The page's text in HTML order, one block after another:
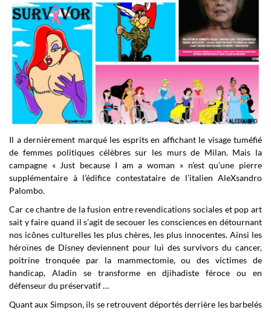
Il a dernièrement marqué les esprits en affichant le visage tuméfié
de femmes politiques célèbres sur les murs de Milan. Mais la
campagne « Just because I am a woman » n’est qu’une pierre
supplémentaire à l’édifice contestataire de l’italien AleXsandro
Palombo.
Car ce chantre de la fusion entre revendications sociales et pop art
sait y faire quand il s’agit de secouer les consciences en détournant
nos icônes culturelles les plus chères, les plus innocentes. Ainsi les
héroïnes de Disney deviennent pour lui des survivors du cancer,
poitrine tronquée par la mammectomie, ou des victimes de
handicap, Aladin se transforme en djihadiste féroce ou en
défenseur du préservatif …
Quant aux Simpson, ils se retrouvent déportés derrière les barbelés